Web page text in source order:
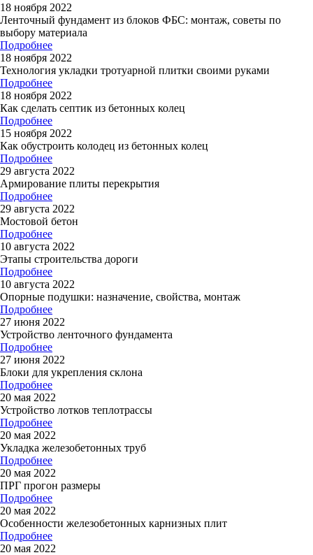
18 ноября 2022
Ленточный фундамент из блоков ФБС: монтаж, советы по
выбору материала
Подробнее
18 ноября 2022
Технология укладки тротуарной плитки своими руками
Подробнее
18 ноября 2022
Как сделать септик из бетонных колец
Подробнее
15 ноября 2022
Как обустроить колодец из бетонных колец
Подробнее
29 августа 2022
Армирование плиты перекрытия
Подробнее
29 августа 2022
Мостовой бетон
Подробнее
10 августа 2022
Этапы строительства дороги
Подробнее
10 августа 2022
Опорные подушки: назначение, свойства, монтаж
Подробнее
27 июня 2022
Устройство ленточного фундамента
Подробнее
27 июня 2022
Блоки для укрепления склона
Подробнее
20 мая 2022
Устройство лотков теплотрассы
Подробнее
20 мая 2022
Укладка железобетонных труб
Подробнее
20 мая 2022
ПРГ прогон размеры
Подробнее
20 мая 2022
Особенности железобетонных карнизных плит
Подробнее
20 мая 2022